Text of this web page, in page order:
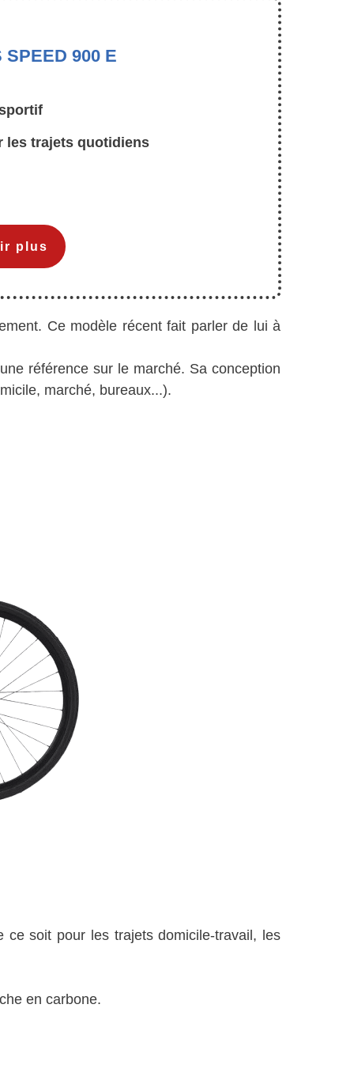
900 E
les trajets quotidiens
plus
Ce modèle récent fait parler de lui à
référence sur le marché. Sa conception
marché, bureaux...).
soit pour les trajets domicile-travail, les
en carbone.